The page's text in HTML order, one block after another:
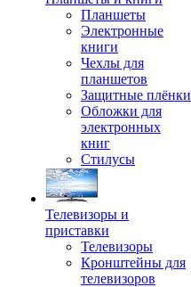
Планшеты
Электронные
книги
Чехлы для
планшетов
Защитные плёнки
Обложки для
электронных
книг
Стилусы
Телевизоры и
приставки
Телевизоры
Кронштейны для
телевизоров